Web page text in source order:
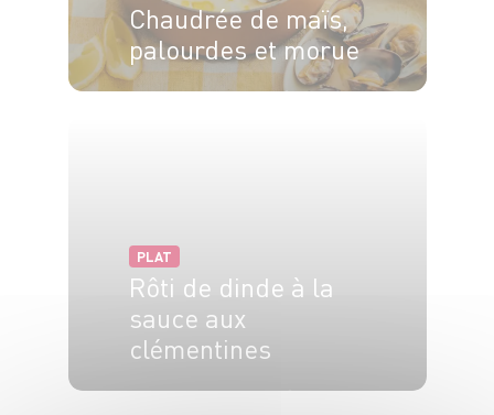
Chaudrée de maïs,
palourdes et morue
PLAT
Rôti de dinde à la
sauce aux
clémentines